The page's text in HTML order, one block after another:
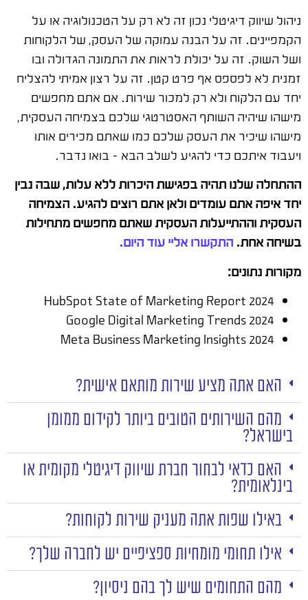
ניהול שיווק דיגיטלי נכון זה לא רק על הטכנולוגיה או על
הקמפיינים. זה על הבנה עמוקה של העסק, של הלקוחות
ושל השוק. זה על יכולת לראות את התמונה הגדולה ובו
זמנית לא לפספס אף פרט קטן. זה על רצון אמיתי להצליח
יחד עם הלקוח ולא רק למכור שירות. אם אתם מחפשים
מישהו שיהיה השותף האסטרטגי שלכם בצמיחה העסקית,
מישהו שיכיר את העסק שלכם כמו שאתם מכירים אותו
ויעבוד איתכם כדי להגיע לשלב הבא – בואו נדבר.
ההתחלה שלנו תהיה בפגישת היכרות ללא עלות, שבה נבין
יחד איפה אתם עומדים ולאן אתם רוצים להגיע. הצמיחה
העסקית וההתייעלות העסקית שאתם מחפשים מתחילות
בשיחה אחת. התקשרו אליי עוד היום.
מקורות נתונים:
HubSpot State of Marketing Report 2024
Google Digital Marketing Trends 2024
Meta Business Marketing Insights 2024
האם אתה מציע שירות מותאם אישית?
מהם השירותים הטובים ביותר לקידום ממומן
בישראל?
האם כדאי לבחור חברת שיווק דיגיטלי מקומית או
בינלאומית?
באילו שפות אתה מעניק שירות לקוחות?
אילו תחומי מומחיות ספציפיים יש לחברה שלך?
מהם התחומים שיש לך בהם ניסיון?